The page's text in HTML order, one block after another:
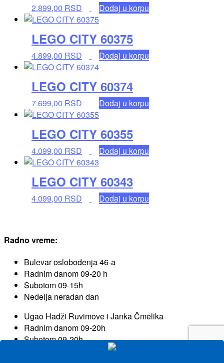
2.899,00 RSD Dodaj u korpu
LEGO CITY 60375
4.899,00 RSD Dodaj u korpu
LEGO CITY 60374
7.699,00 RSD Dodaj u korpu
LEGO CITY 60355
4.099,00 RSD Dodaj u korpu
LEGO CITY 60343
4.099,00 RSD Dodaj u korpu
Radno vreme:
Bulevar oslobođenja 46-a
Radnim danom 09-20 h
Subotom 09-15h
Nedelja neradan dan
Ugao Hadži Ruvimove i Janka Čmelika
Radnim danom 09-20h
Subotom 09-20h